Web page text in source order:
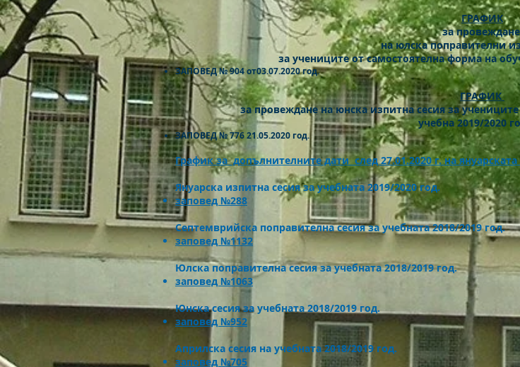
ГРАФИК
за
на юлска поправителни
за учениците от самостоятелна форма на
ЗАПОВЕД № 904 от03.07.2020 год.
ГРАФИК
за провеждане на юнска изпитна сесия за
учебна 2019/2020
ЗАПОВЕД № 776 21.05.2020 год.
График за допълнителните дати след 27.01.2020 г. на
Януарска изпитна сесия за учебната 2019/2020 год.
заповед №288
Септемврийска поправителна сесия за учебната 2018/2019 год.
заповед №1132
Юлска поправителна сесия за учебната 2018/2019 год.
заповед №1063
Юнска сесия за учебната 2018/2019 год.
заповед №952
Априлска сесия на учебната 2018/2019 год.
заповед №705